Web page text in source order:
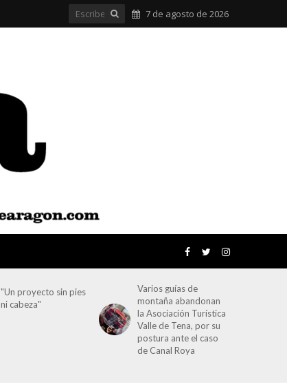
7 de agosto de 2026
"Un proyecto sin pies
ni cabeza"
Varios guías de
montaña abandonan
la Asociación Turística
Valle de Tena, por su
postura ante el caso
de Canal Roya